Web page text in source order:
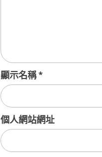
顯示名稱*
個人網站網址